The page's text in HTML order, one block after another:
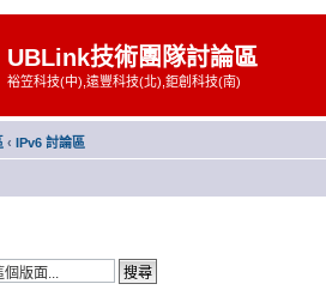
UBLink技術團隊討論區
裕笠科技(中),遠豐科技(北),鉅創科技(南)
‹ IPv6 討論區